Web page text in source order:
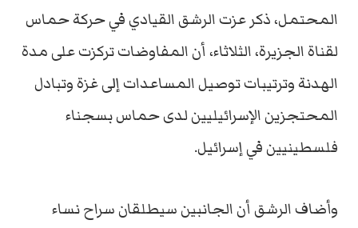
المحتمل، ذكر عزت الرشق القيادي في حركة حماس
لقناة الجزيرة، الثلاثاء، أن المفاوضات تركزت على مدة
الهدنة وترتيبات توصيل المساعدات إلى غزة وتبادل
المحتجزين الإسرائيليين لدى حماس بسجناء
فلسطينيين في إسرائيل.
وأضاف الرشق أن الجانبين سيطلقان سراح نساء